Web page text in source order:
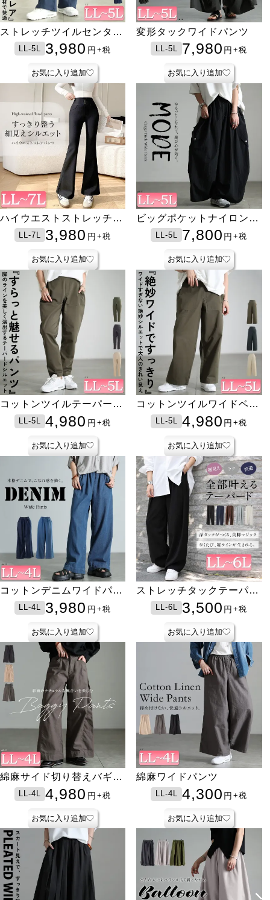
ストレッチツイルセンター
タックフレアパンツ
LL-5L 3,980 円 +税
お気に入り追加
変形タックワイドパンツ
LL-5L 7,980 円 +税
お気に入り追加
ハイウエストストレッチフ
レアパンツ
LL-7L 3,980 円 +税
お気に入り追加
ビッグポケットナイロンワ
イドパンツ
LL-5L 7,800 円 +税
お気に入り追加
コットンツイルテーパード
ベイカーパンツ
LL-5L 4,980 円 +税
お気に入り追加
コットンツイルワイドベイ
カーパンツ
LL-5L 4,980 円 +税
お気に入り追加
コットンデニムワイドパン
LL-4L 3,980 円 +税
お気に入り追加
ストレッチタックテーパー
ドパンツ
LL-6L 3,500 円 +税
お気に入り追加
綿麻サイド切り替えバギー
パンツLL-4L 4,980 円 +税
お気に入り追加
綿麻ワイドパンツ
LL-4L 4,300 円 +税
お気に入り追加